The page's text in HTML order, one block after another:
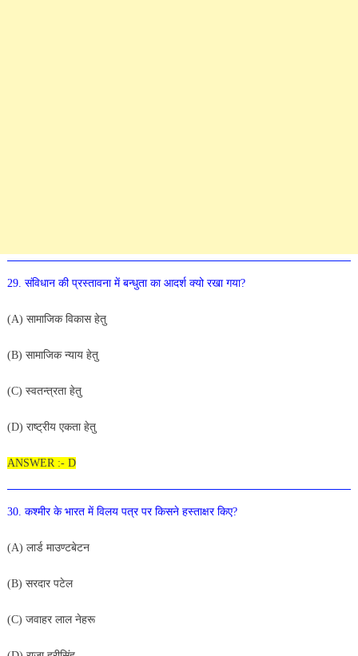
29. संविधान की प्रस्तावना में बन्धुता का आदर्श क्यो रखा गया?
(A) सामाजिक विकास हेतु
(B) सामाजिक न्याय हेतु
(C) स्वतन्त्रता हेतु
(D) राष्ट्रीय एकता हेतु
ANSWER :- D
30. कश्मीर के भारत में विलय पत्र पर किसने हस्ताक्षर किए?
(A) लार्ड माउण्टबेटन
(B) सरदार पटेल
(C) जवाहर लाल नेहरू